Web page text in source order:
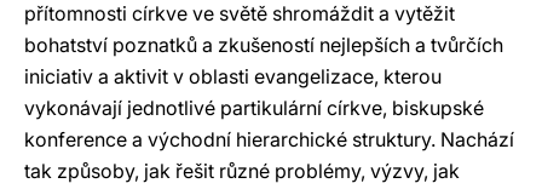
přítomnosti církve ve světě shromáždit a vytěžit
bohatství poznatků a zkušeností nejlepších a tvůrčích
iniciativ a aktivit v oblasti evangelizace, kterou
vykonávají jednotlivé partikulární církve, biskupské
konference a východní hierarchické struktury. Nachází
tak způsoby, jak řešit různé problémy, výzvy, jak